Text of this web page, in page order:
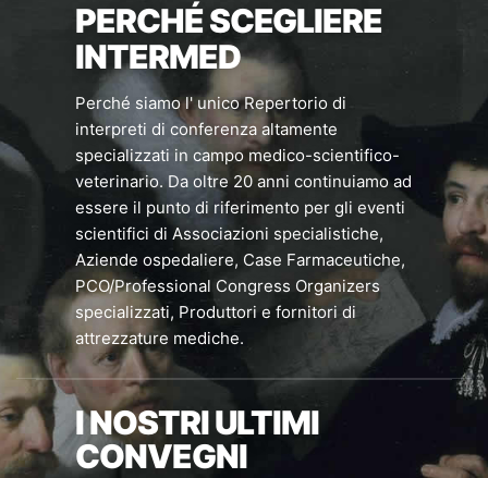
PERCHÉ SCEGLIERE
INTERMED
Perché siamo l' unico Repertorio di
interpreti di conferenza altamente
specializzati in campo medico-scientifico-
veterinario. Da oltre 20 anni continuiamo ad
essere il punto di riferimento per gli eventi
scientifici di Associazioni specialistiche,
Aziende ospedaliere, Case Farmaceutiche,
PCO/Professional Congress Organizers
specializzati, Produttori e fornitori di
attrezzature mediche.
I NOSTRI ULTIMI
CONVEGNI